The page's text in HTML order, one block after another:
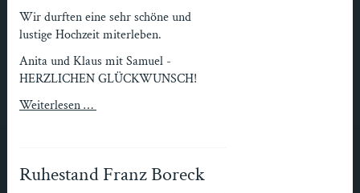
Wir durften eine sehr schöne und
lustige Hochzeit miterleben.
Anita und Klaus mit Samuel -
HERZLICHEN GLÜCKWUNSCH!
Weiterlesen …
Ruhestand Franz Boreck